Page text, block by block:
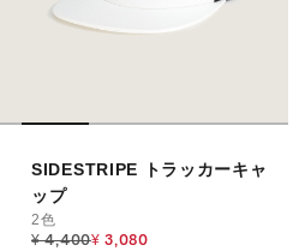
SIDESTRIPE トラッカーキャ
ップ
2色
Price reduced from
¥ 4,400to
¥ 3,080